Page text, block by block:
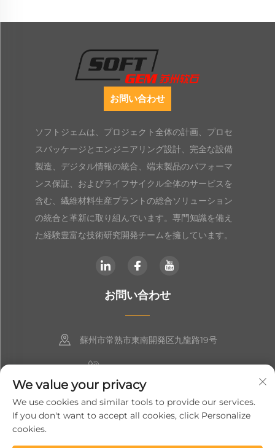
お問い合わせ
ソフトジェムは、プロジェクト全体の計画、プロセ
スパッケージとエンジニアリング設計、完全な設備
製造、デジタル情報の統合、端末製品のパフォーマ
ンス保証、およびライフサイクル全体のサービスを
含む、繊維材料生産プラントの総合ソリューション
の統合と革新に取り組んでいます。専門知識を備え
た経験豊富な技術研究開発チームを擁しています。
お問い合わせ
蘇州市常熟市東南開発区九龍路19号
+86-19906239903
[email protected]
+86-13852981437
We value your privacy
We use cookies and similar tools to provide our services.
If you don't want to accept all cookies, click Personalize
cookies.